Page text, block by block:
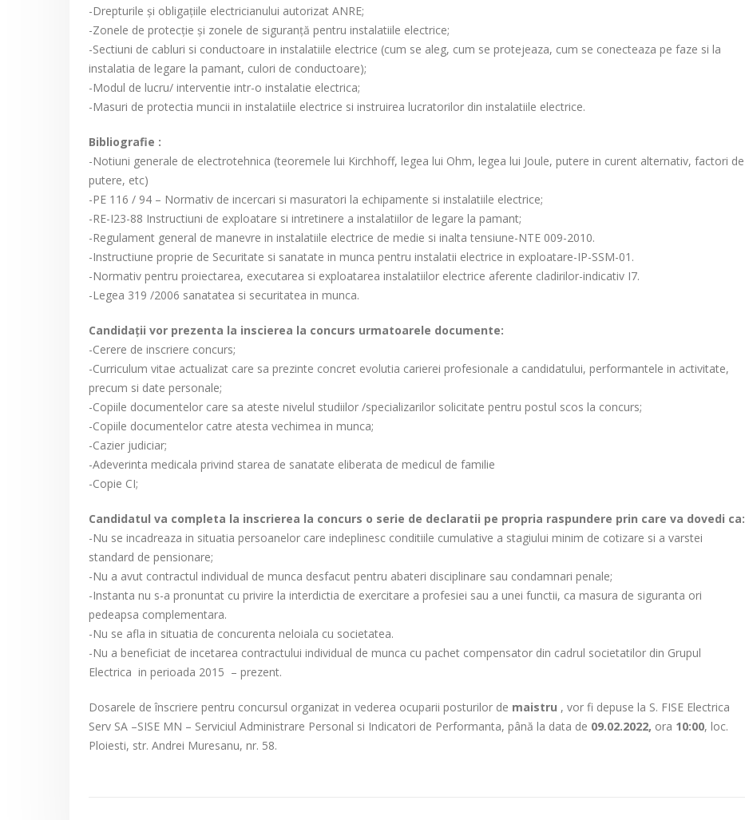
-Drepturile şi obligaţiile electricianului autorizat ANRE;
-Zonele de protecţie şi zonele de siguranţă pentru instalatiile electrice;
-Sectiuni de cabluri si conductoare in instalatiile electrice (cum se aleg, cum se protejeaza, cum se conecteaza pe faze si la
instalatia de legare la pamant, culori de conductoare);
-Modul de lucru/ interventie intr-o instalatie electrica;
-Masuri de protectia muncii in instalatiile electrice si instruirea lucratorilor din instalatiile electrice.
Bibliografie :
-Notiuni generale de electrotehnica (teoremele lui Kirchhoff, legea lui Ohm, legea lui Joule, putere in curent alternativ, factori de
putere, etc)
-PE 116 / 94 – Normativ de incercari si masuratori la echipamente si instalatiile electrice;
-RE-I23-88 Instructiuni de exploatare si intretinere a instalatiilor de legare la pamant;
-Regulament general de manevre in instalatiile electrice de medie si inalta tensiune-NTE 009-2010.
-Instructiune proprie de Securitate si sanatate in munca pentru instalatii electrice in exploatare-IP-SSM-01.
-Normativ pentru proiectarea, executarea si exploatarea instalatiilor electrice aferente cladirilor-indicativ I7.
-Legea 319 /2006 sanatatea si securitatea in munca.
Candidaţii vor prezenta la inscierea la concurs urmatoarele documente:
-Cerere de inscriere concurs;
-Curriculum vitae actualizat care sa prezinte concret evolutia carierei profesionale a candidatului, performantele in activitate,
precum si date personale;
-Copiile documentelor care sa ateste nivelul studiilor /specializarilor solicitate pentru postul scos la concurs;
-Copiile documentelor catre atesta vechimea in munca;
-Cazier judiciar;
-Adeverinta medicala privind starea de sanatate eliberata de medicul de familie
-Copie CI;
Candidatul va completa la inscrierea la concurs o serie de declaratii pe propria raspundere prin care va dovedi ca:
-Nu se incadreaza in situatia persoanelor care indeplinesc conditiile cumulative a stagiului minim de cotizare si a varstei
standard de pensionare;
-Nu a avut contractul individual de munca desfacut pentru abateri disciplinare sau condamnari penale;
-Instanta nu s-a pronuntat cu privire la interdictia de exercitare a profesiei sau a unei functii, ca masura de siguranta ori
pedeapsa complementara.
-Nu se afla in situatia de concurenta neloiala cu societatea.
-Nu a beneficiat de incetarea contractului individual de munca cu pachet compensator din cadrul societatilor din Grupul
Electrica in perioada 2015 – prezent.
Dosarele de înscriere pentru concursul organizat in vederea ocuparii posturilor de maistru , vor fi depuse la S. FISE Electrica
Serv SA –SISE MN – Serviciul Administrare Personal si Indicatori de Performanta, până la data de 09.02.2022, ora 10:00, loc.
Ploiesti, str. Andrei Muresanu, nr. 58.